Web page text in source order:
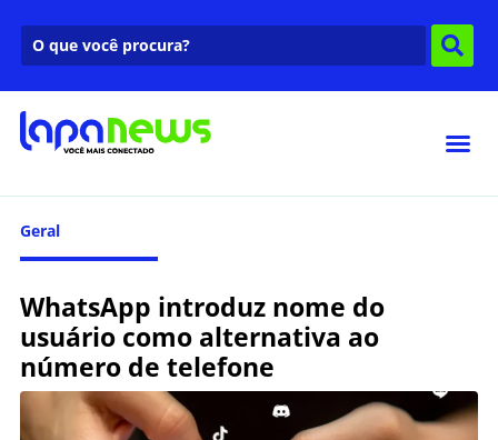
Geral
WhatsApp introduz nome do
usuário como alternativa ao
número de telefone